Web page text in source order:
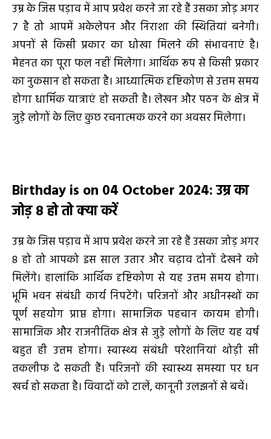
उम्र के जिस पड़ाव में आप प्रवेश करने जा रहे हैं उसका जोड़ अगर
7 है तो आपमें अकेलेपन और निराशा की स्थितियां बनेगी।
अपनों से किसी प्रकार का धोखा मिलने की संभावनाएं है।
मेहनत का पूरा फल नहीं मिलेगा। आर्थिक रूप से किसी प्रकार
का नुकसान हो सकता है। आध्यात्मिक दृष्टिकोण से उत्तम समय
होगा धार्मिक यात्राएं हो सकती है। लेखन और पठन के क्षेत्र में
जुड़े लोगों के लिए कुछ रचनात्मक करने का अवसर मिलेगा।
Birthday is on 04 October 2024:उम्र का
जोड़8हो तो क्या करें
उम्र के जिस पड़ाव में आप प्रवेश करने जा रहे हैं उसका जोड़ अगर
8 हो तो आपको इस साल उतार और चढ़ाव दोनों देखने को
मिलेंगे। हालांकि आर्थिक दृष्टिकोण से यह उत्तम समय होगा।
भूमि भवन संबंधी कार्य निपटेंगे। परिजनों और अधीनस्थों का
पूर्ण सहयोग प्राप्त होगा। सामाजिक पहचान कायम होगी।
सामाजिक और राजनीतिक क्षेत्र से जुड़े लोगों के लिए यह वर्ष
बहुत ही उत्तम होगा। स्वास्थ्य संबंधी परेशानियां थोड़ी सी
तकलीफ दे सकती हैं। परिजनों की स्वास्थ्य समस्या पर धन
खर्च हो सकता है। विवादों को टालें, कानूनी उलझनों से बचें।